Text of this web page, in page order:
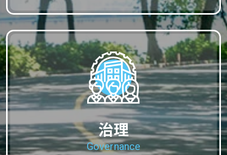
治理
Governance